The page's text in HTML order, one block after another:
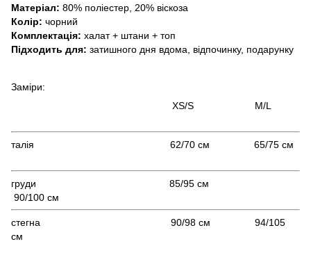
Матеріал: 80% поліестер, 20% віскоза
Колір: чорний
Комплектація: халат + штани + топ
Підходить для: затишного дня вдома, відпочинку, подарунку
Заміри:
XS/S M/L
талія 62/70 см 65/75 см
груди 85/95 см
90/100 см
стегна 90/98 см 94/105
см